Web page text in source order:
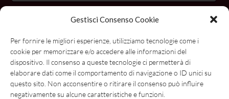
Gestisci Consenso Cookie
Per fornire le migliori esperienze, utilizziamo tecnologie come i
cookie per memorizzare e/o accedere alle informazioni del
dispositivo. Il consenso a queste tecnologie ci permetterà di
elaborare dati come il comportamento di navigazione o ID unici su
questo sito. Non acconsentire o ritirare il consenso può influire
negativamente su alcune caratteristiche e funzioni.